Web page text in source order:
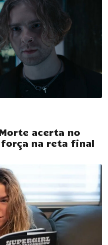
acerta no
força na reta final